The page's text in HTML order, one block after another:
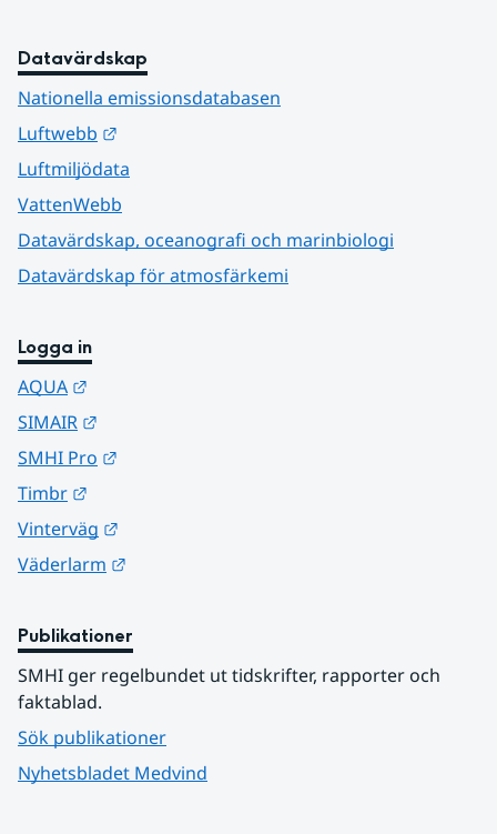
Datavärdskap
Nationella emissionsdatabasen
Luftwebb
Luftmiljödata
VattenWebb
Datavärdskap, oceanografi och marinbiologi
Datavärdskap för atmosfärkemi
Logga in
AQUA
SIMAIR
SMHI Pro
Timbr
Vinterväg
Väderlarm
Publikationer
SMHI ger regelbundet ut tidskrifter, rapporter och
faktablad.
Sök publikationer
Nyhetsbladet Medvind